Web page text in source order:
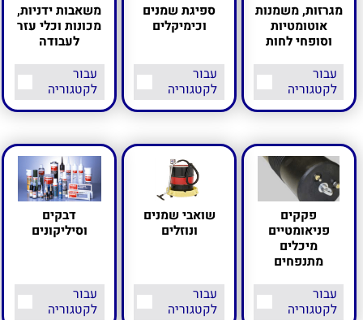
מגרזות, משמנות
אוטומטיות
וסופחי לחות
עבור
לקטגוריה
ספיגת שמנים
וכימיקלים
עבור
לקטגוריה
משאבות ידניות,
מכונות וכלי עזר
לעבודה
עבור
לקטגוריה
פקקים
פניאומטיים
מיכלים
מתנפחים
עבור
לקטגוריה
שואבי שמנים
ונוזלים
עבור
לקטגוריה
דבקים
וסיליקונים
עבור
לקטגוריה